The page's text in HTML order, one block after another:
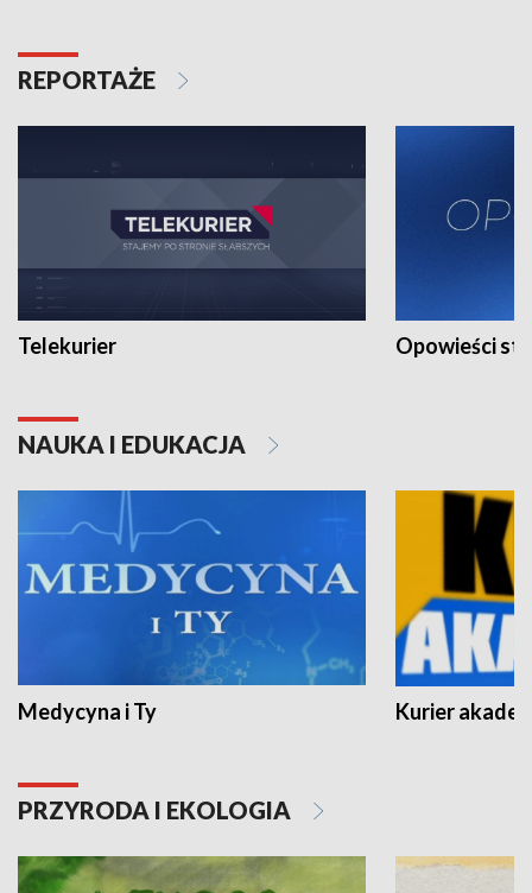
REPORTAŻE
Telekurier Opowieści
NAUKA I EDUKACJA
Medycyna i Ty Kurier
PRZYRODA I EKOLOGIA